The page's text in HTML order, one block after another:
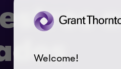
Welcome!